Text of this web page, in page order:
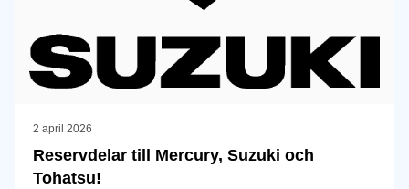
2 april 2026
Reservdelar till Mercury, Suzuki och
Tohatsu!